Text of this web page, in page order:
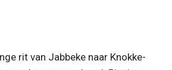
rit van Jabbeke naar Knokke-